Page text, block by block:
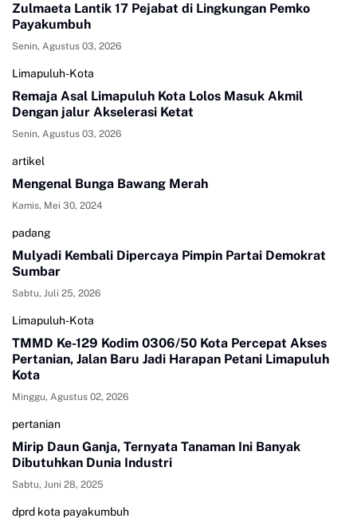
Zulmaeta Lantik 17 Pejabat di Lingkungan Pemko
Payakumbuh
Senin, Agustus 03, 2026
Limapuluh-Kota
Remaja Asal Limapuluh Kota Lolos Masuk Akmil
Dengan jalur Akselerasi Ketat
Senin, Agustus 03, 2026
artikel
Mengenal Bunga Bawang Merah
Kamis, Mei 30, 2024
padang
Mulyadi Kembali Dipercaya Pimpin Partai Demokrat
Sumbar
Sabtu, Juli 25, 2026
Limapuluh-Kota
TMMD Ke-129 Kodim 0306/50 Kota Percepat Akses
Pertanian, Jalan Baru Jadi Harapan Petani Limapuluh
Kota
Minggu, Agustus 02, 2026
pertanian
Mirip Daun Ganja, Ternyata Tanaman Ini Banyak
Dibutuhkan Dunia Industri
Sabtu, Juni 28, 2025
dprd kota payakumbuh